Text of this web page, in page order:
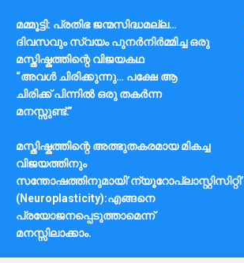
മമ്മൂട്ടി: പ്രതിഭ ജന്മസിദ്ധമല്ല…
ദിവസവും സ്വയം പുനർനിർമ്മിച്ച ഒരു
മസ്തിഷ്കത്തിന്റെ വിജയകഥ
“അവൾ ചിരിക്കുന്നു… പക്ഷേ ആ
ചിരിക്ക് പിന്നിൽ ഒരു തകർന്ന
മനസ്സുണ്ട്.”
മസ്തിഷ്കത്തിന്റെ അത്ഭുതകരമായ മികച്ച
വിജയത്തിനും
സന്തോഷത്തിനുമായി’ന്യൂറോപ്ലാസ്റ്റിസിറ്റി’
(Neuroplasticity):എങ്ങനെ
പ്രയോജനപ്പെടുത്താമെന്ന്
മനസ്സിലാക്കാം.